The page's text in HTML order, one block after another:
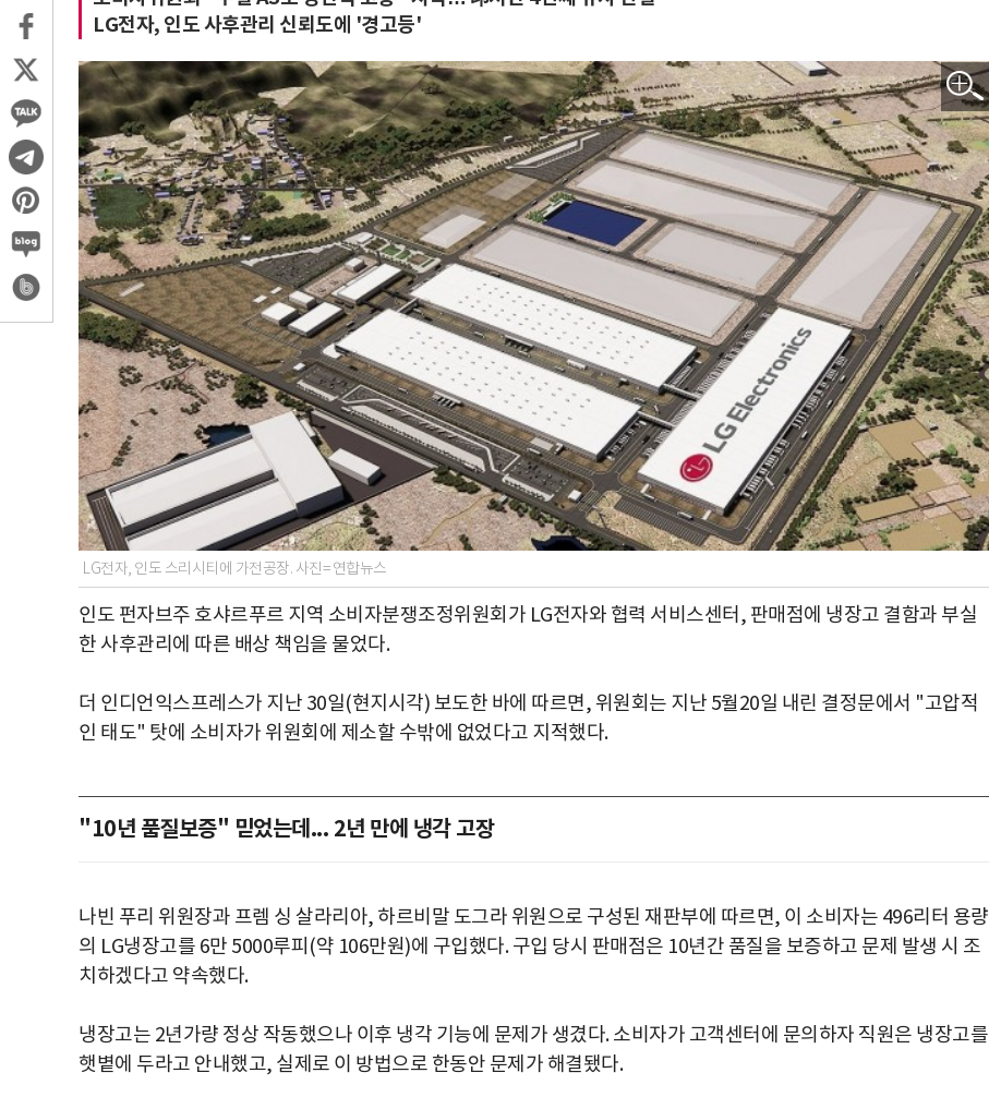
LG전자, 인도 사후관리 신뢰도에 '경고등'
LG전자, 인도 스리시티에 가전공장. 사진= 연합뉴스
인도 펀자브주 호샤르푸르 지역 소비자분쟁조정위원회가 LG전자와 협력 서비스센터, 판매점에 냉장고 결함과 부실
한 사후관리에 따른 배상 책임을 물었다.
더 인디언익스프레스가 지난 30일(현지시각) 보도한 바에 따르면, 위원회는 지난 5월20일 내린 결정문에서 "고압적
인 태도" 탓에 소비자가 위원회에 제소할 수밖에 없었다고 지적했다.
"10년 품질보증" 믿었는데... 2년 만에 냉각 고장
나빈 푸리 위원장과 프렘 싱 살라리아, 하르비말 도그라 위원으로 구성된 재판부에 따르면, 이 소비자는 496리터 용량
의 LG냉장고를 6만 5000루피(약 106만원)에 구입했다. 구입 당시 판매점은 10년간 품질을 보증하고 문제 발생 시 조
치하겠다고 약속했다.
냉장고는 2년가량 정상 작동했으나 이후 냉각 기능에 문제가 생겼다. 소비자가 고객센터에 문의하자 직원은 냉장고를
햇볕에 두라고 안내했고, 실제로 이 방법으로 한동안 문제가 해결됐다.